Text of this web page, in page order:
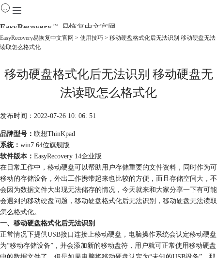
EasyRecovery TM 易恢复中文官网
下载
EasyRecovery易恢复中文官网 > 使用技巧 > 移动硬盘格式化后无法识别 移动硬盘无法
读取怎么格式化
移动硬盘格式化后无法识别 移动硬盘无
法读取怎么格式化
发布时间：2022-07-26 10: 06: 51
品牌型号： 联想ThinKpad
系统： win7 64位旗舰版
软件版本： EasyRecovery 14企业版
在日常工作中，移动硬盘可以帮助用户存储重要的文件资料，同时作为可
移动的存储设备，外出工作携带起来也比较的方便，而且存储空间大，不
会因为数据文件大出现无法储存的情况，今天就来和大家分享一下有可能
会遇到的移动硬盘问题，移动硬盘格式化后无法识别，移动硬盘无法读取
怎么格式化。
一、移动硬盘格式化后无法识别
正常情况下提供USB接口连接上移动硬盘，电脑操作系统会认定移动硬盘
为“移动存储设备”，并会添加新的移动盘符，用户就可正常使用移动硬盘